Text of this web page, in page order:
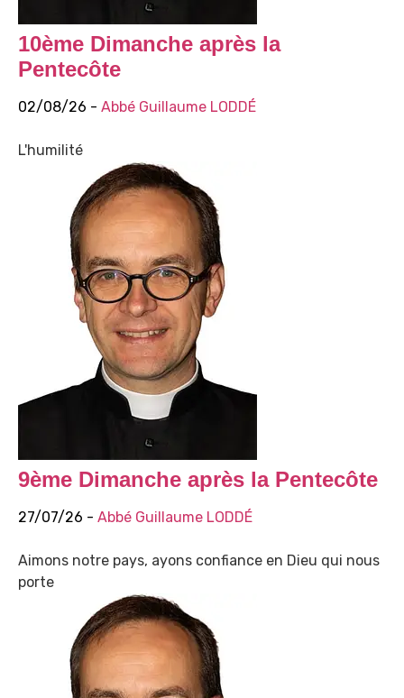
10ème Dimanche après la
Pentecôte
02/08/26 - Abbé Guillaume LODDÉ
L'humilité
9ème Dimanche après la Pentecôte
27/07/26 - Abbé Guillaume LODDÉ
Aimons notre pays, ayons confiance en Dieu qui nous
porte